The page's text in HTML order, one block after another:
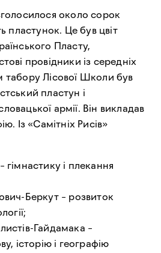
около сорок
пластунок. Це був цвіт
Пласту,
провідники із середніх
Лісової Школи був
пластун і
армії. Він викладав
Із «Самітніх Рисів»
і плекання
Беркут – розвиток
Гайдамака –
історію і географію